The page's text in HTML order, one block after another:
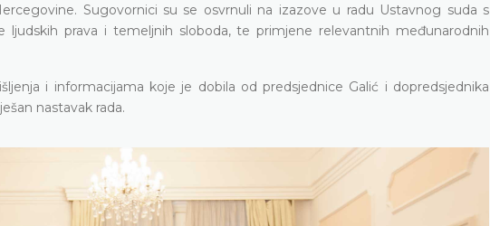
Sugovornici su se osvrnuli na izazove u radu Ustavnog suda s
prava i temeljnih sloboda, te primjene relevantnih međunarodnih
i informacijama koje je dobila od predsjednice Galić i dopredsjednika
nastavak rada.